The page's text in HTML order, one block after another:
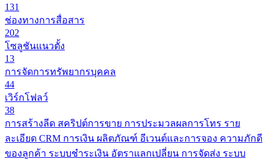
131
ช่องทางการสื่อสาร
202
โซลูชันแนวตั้ง
13
การจัดการทรัพยากรบุคคล
44
เวิร์กโฟลว์
38
การสร้างลีด สคริปต์การขาย การประมวลผลการโทร ราย
ละเอียด CRM การเงิน ผลิตภัณฑ์ อีเวนต์และการจอง ความภักดี
ของลูกค้า ระบบชำระเงิน อัตราแลกเปลี่ยน การจัดส่ง ระบบ